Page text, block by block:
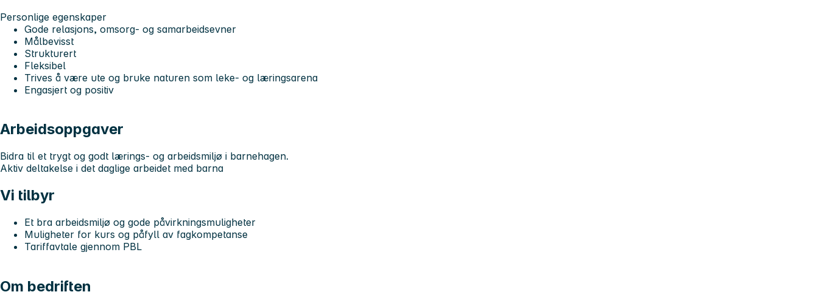
Personlige egenskaper
Gode relasjons, omsorg- og samarbeidsevner
Målbevisst
Strukturert
Fleksibel
Trives å være ute og bruke naturen som leke- og læringsarena
Engasjert og positiv
Arbeidsoppgaver
Bidra til et trygt og godt lærings- og arbeidsmiljø i barnehagen.
Aktiv deltakelse i det daglige arbeidet med barna
Vi tilbyr
Et bra arbeidsmiljø og gode påvirkningsmuligheter
Muligheter for kurs og påfyll av fagkompetanse
Tariffavtale gjennom PBL
Om bedriften